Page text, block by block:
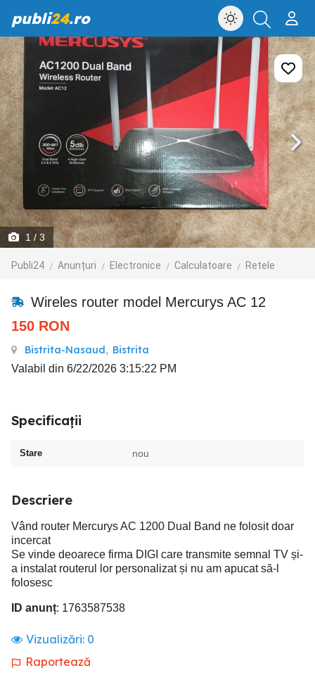
publi24.ro
1 / 3
Publi24 Anunțuri Electronice Calculatoare Retele
Wireles router model Mercurys AC 12
150 RON
Bistrita-Nasaud, Bistrita
Valabil din 6/22/2026 3:15:22 PM
Specificații
Stare nou
Descriere
Vând router Mercurys AC 1200 Dual Band ne folosit doar
incercat
Se vinde deoarece firma DIGI care transmite semnal TV și-
a instalat routerul lor personalizat și nu am apucat să-l
folosesc
ID anunț: 1763587538
Vizualizări: 0
Raportează